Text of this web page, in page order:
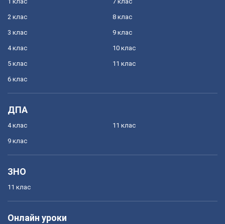
2 клас
3 клас
4 клас
5 клас
6 клас
8 клас
9 клас
10 клас
11 клас
ДПА
4 клас
9 клас
11 клас
ЗНО
11 клас
Онлайн уроки